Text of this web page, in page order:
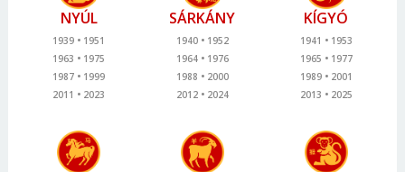
NYÚL
1939
1951
1963
1975
1987
1999
2011
2023
SÁRKÁNY
1940
1952
1964
1976
1988
2000
2012
2024
KÍGYÓ
1941
1953
1965
1977
1989
2001
2013
2025